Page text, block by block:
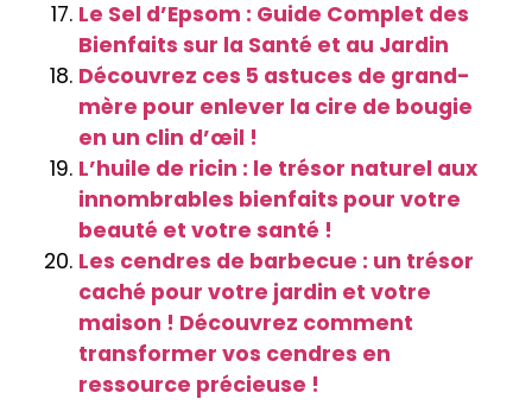
Le Sel d’Epsom : Guide Complet des
Bienfaits sur la Santé et au Jardin
Découvrez ces 5 astuces de grand-
mère pour enlever la cire de bougie
en un clin d’œil !
L’huile de ricin : le trésor naturel aux
innombrables bienfaits pour votre
beauté et votre santé !
Les cendres de barbecue : un trésor
caché pour votre jardin et votre
maison ! Découvrez comment
transformer vos cendres en
ressource précieuse !